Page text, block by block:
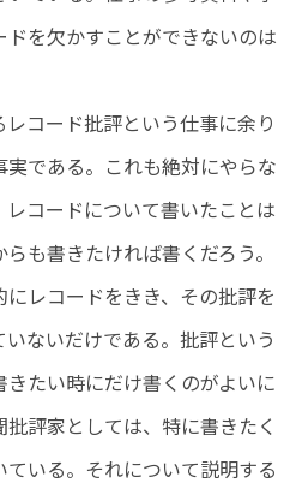
を欠かすことができないのは
コード批評という仕事に余り
である。これも絶対にやらな
コードについて書いたことは
も書きたければ書くだろう。
レコードをきき、その批評を
ないだけである。批評という
たい時にだけ書くのがよいに
評家としては、特に書きたく
いる。それについて説明する